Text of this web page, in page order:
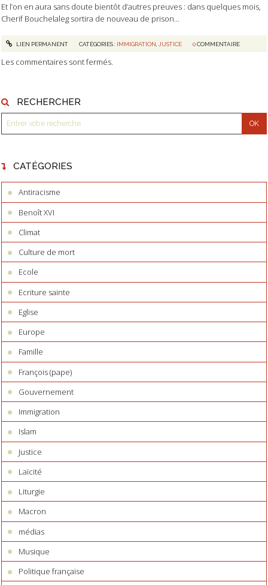
RECHERCHER
CATÉGORIES
Antiracisme
Benoît XVI
Climat
Culture de mort
Ecole
Ecriture sainte
Eglise
Europe
Famille
François (pape)
Gouvernement
Immigration
Islam
Justice
Laïcité
Liturgie
Macron
médias
Musique
Politique française
Et l’on en aura sans doute bientôt d’autres preuves : dans quelques mois,
Cherif Bouchelaleg sortira de nouveau de prison...
LIEN PERMANENT CATÉGORIES : IMMIGRATION JUSTICE 0COMMENTAIRE
Les commentaires sont fermés.